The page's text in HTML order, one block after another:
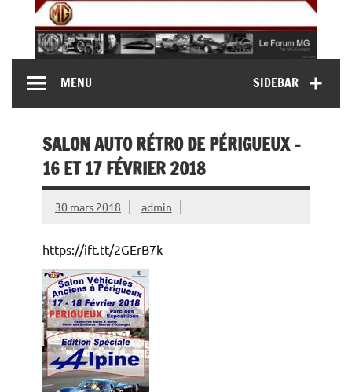
content
MG Contact
MG B, MG F, MG A, Midget…)SIDEBAR
MENU
SALON AUTO RÉTRO DE PÉRIGUEUX –
16 ET 17 FÉVRIER 2018
30 mars 2018 admin
https://ift.tt/2GErB7k